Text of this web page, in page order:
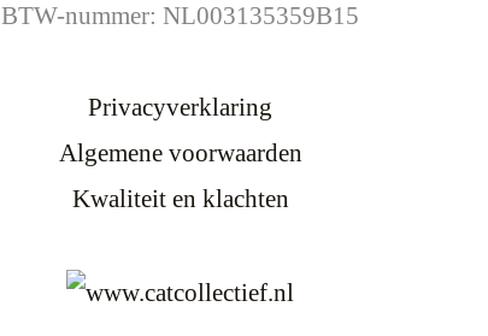
BTW-nummer: NL003135359B15
Privacyverklaring
Algemene voorwaarden
Kwaliteit en klachten